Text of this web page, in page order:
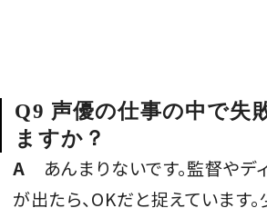
Q9 声優の仕事の中で失
ますか？
A あんまりないです。監督やデ
が出たら、OKだと捉えています